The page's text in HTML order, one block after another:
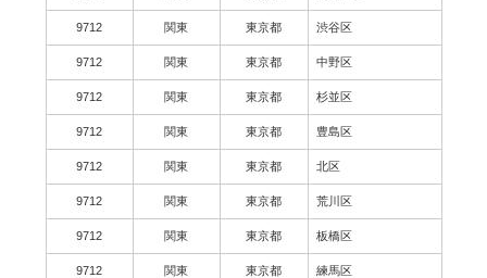
9712 関東 東京都 渋谷区
9712 関東 東京都 中野区
9712 関東 東京都 杉並区
9712 関東 東京都 豊島区
9712 関東 東京都 北区
9712 関東 東京都 荒川区
9712 関東 東京都 板橋区
9712 関東 東京都 練馬区